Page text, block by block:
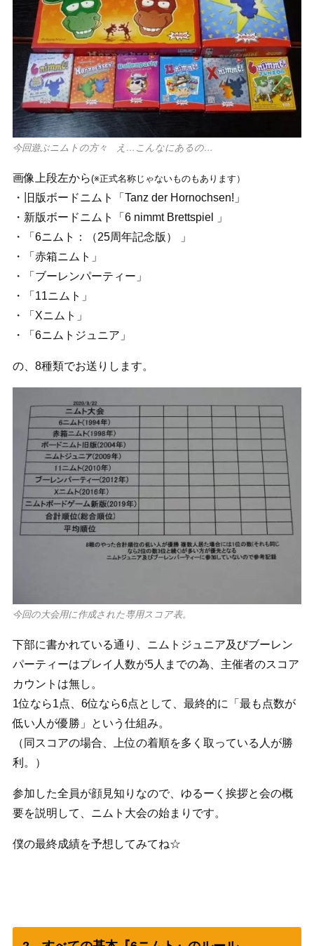
今回遊ぶニムトの方々 え…こんなにあるの…
画像上段左から(※正式名称じゃないものもあります）
・旧版ボードニムト「Tanz der Hornochsen!」
・新版ボードニムト「6 nimmt Brettspiel 」
・「6ニムト：（25周年記念版） 」
・「赤箱ニムト」
・「ブーレンパーティー」
・「11ニムト」
・「Xニムト」
・「6ニムトジュニア」
の、8種類でお送りします。
今回の大会用に作成された専用スコア表。
下部に書かれている通り、ニムトジュニア及びブーレン
パーティーはプレイ人数が5人までの為、主催者のスコア
カウントは無し。
1位なら1点、6位なら6点として、最終的に「最も点数が
低い人が優勝」という仕組み。
（同スコアの場合、上位の着順を多く取っている人が勝
利。）
参加した全員が顔見知りなので、ゆるーく挨拶と会の概
要を説明して、ニムト大会の始まりです。
僕の最終成績を予想してみてね☆